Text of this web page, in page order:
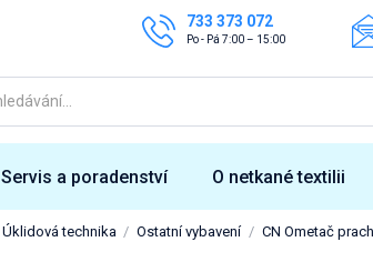
733 373 072
Po - Pá 7:00 – 15:00
Servis a poradenství O netkané textilii
Úklidová technika Ostatní vybavení CN Ometač